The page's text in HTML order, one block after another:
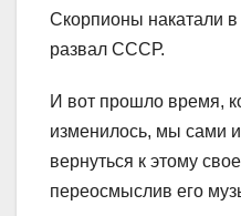
Скорпионы накатали в
развал СССР.
И вот прошло время,
изменилось, мы сами
вернуться к этому
переосмыслив его